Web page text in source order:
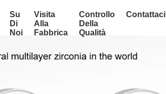
Su
Di
Noi
Visita
Alla
Fabbrica
Controllo
Della
Qualità
Contattaci